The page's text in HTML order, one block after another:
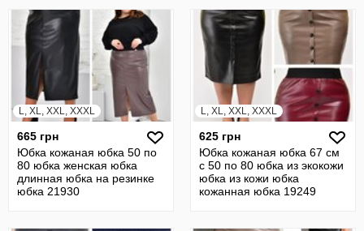
L, XL, XXL, XXXL
665 грн
Юбка кожаная юбка 50 по
80 юбка женская юбка
длинная юбка на резинке
юбка 21930
L, XL, XXL, XXXL
625 грн
Юбка кожаная юбка 67 см
с 50 по 80 юбка из экокожи
юбка из кожи юбка
кожанная юбка 19249